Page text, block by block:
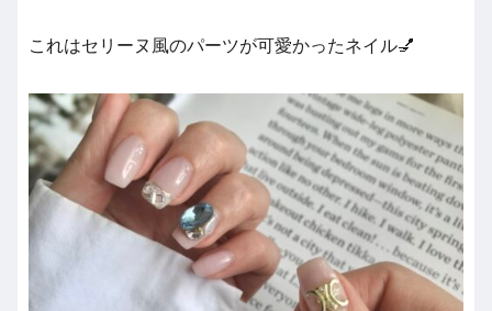
これはセリーヌ風のパーツが可愛かったネイル💅